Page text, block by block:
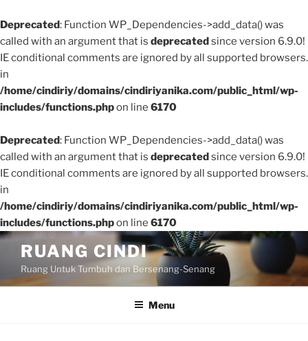
Deprecated: Function WP_Dependencies->add_data() was
called with an argument that is deprecatedsince version 6.9.0!
IE conditional comments are ignored by all supported browsers.
in
/home/cindiriy/domains/cindiriyanika.com/public_html/wp-
includes/functions.phpon line 6170
Deprecated: Function WP_Dependencies->add_data() was
called with an argument that is deprecatedsince version 6.9.0!
IE conditional comments are ignored by all supported browsers.
in
/home/cindiriy/domains/cindiriyanika.com/public_html/wp-
includes/functions.phpon line 6170
Skip
content
RUANG CINDI
Ruang Untuk Tumbuh dan Bersenang-Senang
Menu